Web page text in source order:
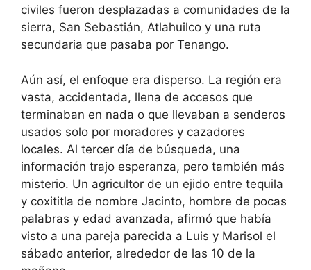
civiles fueron desplazadas a comunidades de la
sierra, San Sebastián, Atlahuilco y una ruta
secundaria que pasaba por Tenango.
Aún así, el enfoque era disperso. La región era
vasta, accidentada, llena de accesos que
terminaban en nada o que llevaban a senderos
usados solo por moradores y cazadores
locales. Al tercer día de búsqueda, una
información trajo esperanza, pero también más
misterio. Un agricultor de un ejido entre tequila
y coxititla de nombre Jacinto, hombre de pocas
palabras y edad avanzada, afirmó que había
visto a una pareja parecida a Luis y Marisol el
sábado anterior, alrededor de las 10 de la